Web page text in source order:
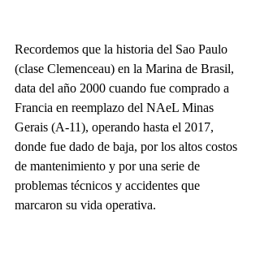
Recordemos que la historia del Sao Paulo
(clase Clemenceau) en la Marina de Brasil,
data del año 2000 cuando fue comprado a
Francia en reemplazo del NAeL Minas
Gerais (A-11), operando hasta el 2017,
donde fue dado de baja, por los altos costos
de mantenimiento y por una serie de
problemas técnicos y accidentes que
marcaron su vida operativa.